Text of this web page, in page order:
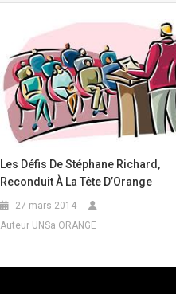
Les Défis De Stéphane Richard,
Reconduit À La Tête D’Orange
27 mars 2014
Auteur UNSa ORANGE